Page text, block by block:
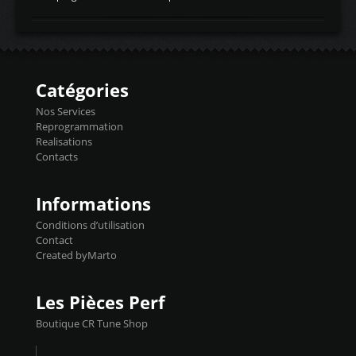
d'admissiontemp ex. pour atmo -30- 80°C
temperaturetemperature ldr moteurtemp
Injecteurs + Flashpro 1370€ TTC Le
précise et performante. Vous pourrez
basculer de la carto sans plomb à Ethanol à
l'aide du flashpro OPTION ECONOMIQUES
Reprog SP 98 sur le calculateur d'origine
450€ TTC Un gain d'environ 10cv et 15nm
Catégories
Nos Services
Reprogrammation
Realisations
Contacts
Informations
Conditions d’utilisation
Contact
Created byMarto
Les Pièces Perf
Boutique CR Tune Shop